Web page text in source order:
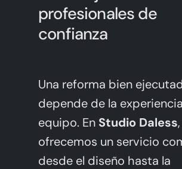
profesionales de
confianza
Una reforma bien
depende de la
equipo. En Studio Daless,
ofrecemos un servicio
desde el diseño hasta la